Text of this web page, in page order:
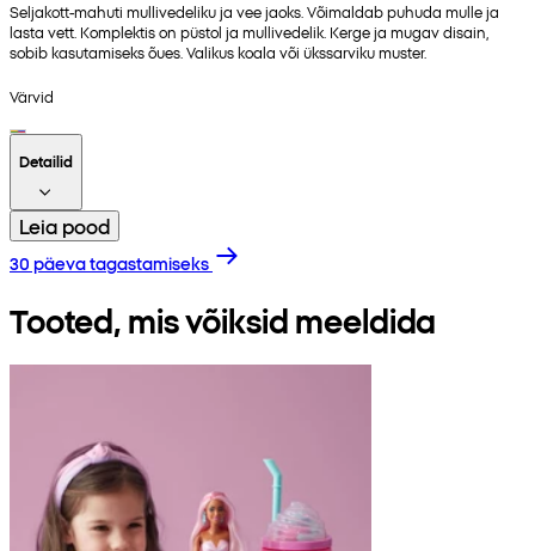
Seljakott-mahuti mullivedeliku ja vee jaoks. Võimaldab puhuda mulle ja
lasta vett. Komplektis on püstol ja mullivedelik. Kerge ja mugav disain,
sobib kasutamiseks õues. Valikus koala või ükssarviku muster.
Värvid
Detailid
Leia pood
30 päeva tagastamiseks
Tooted, mis võiksid meeldida